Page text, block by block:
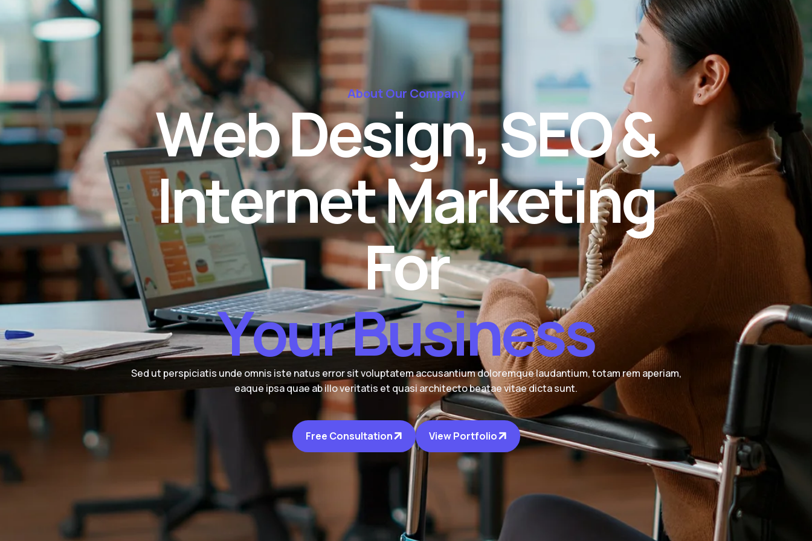
About Our Company
WebDesign,SEO&
InternetMarketing
For
YourBusiness
Sed ut perspiciatis unde omnis iste natus error sit voluptatem accusantium doloremque laudantium, totam rem aperiam,
eaque ipsa quae ab illo veritatis et quasi architecto beatae vitae dicta sunt.
Free Consultation View Portfolio